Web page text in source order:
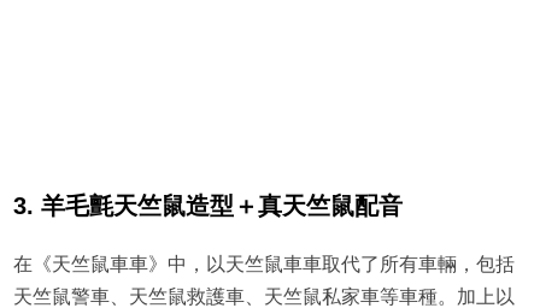
3. 羊毛氈天竺鼠造型＋真天竺鼠配音
在《天竺鼠車車》中，以天竺鼠車車取代了所有車輛，包括
天竺鼠警車、天竺鼠救護車、天竺鼠私家車等車種。加上以